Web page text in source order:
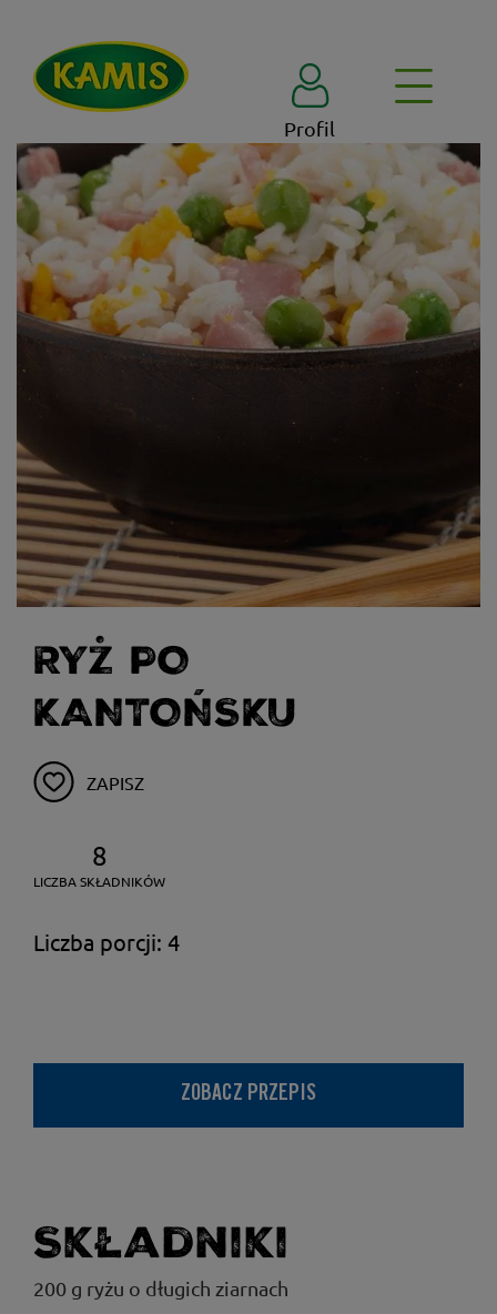
Profil
RYŻ PO
KANTOŃSKU
ZAPISZ
8
LICZBA SKŁADNIKÓW
Liczba porcji: 4
ZOBACZ PRZEPIS
Składniki
200 g ryżu o długich ziarnach